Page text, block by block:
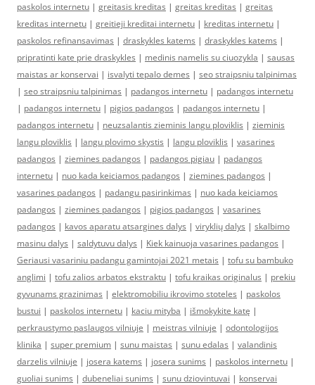
paskolos internetu | greitasis kreditas | greitas kreditas | greitas
kreditas internetu | greitieji kreditai internetu | kreditas internetu |
paskolos refinansavimas | draskykles katems | draskykles katems |
pripratinti kate prie draskykles | medinis namelis su ciuozykla | sausas
maistas ar konservai | isvalyti tepalo demes | seo straipsniu talpinimas
| seo straipsniu talpinimas | padangos internetu | padangos internetu
| padangos internetu | pigios padangos | padangos internetu |
padangos internetu | neuzsalantis zieminis langu ploviklis | zieminis
langu ploviklis | langu plovimo skystis | langu ploviklis | vasarines
padangos | ziemines padangos | padangos pigiau | padangos
internetu | nuo kada keiciamos padangos | ziemines padangos |
vasarines padangos | padangu pasirinkimas | nuo kada keiciamos
padangos | ziemines padangos | pigios padangos | vasarines
padangos | kavos aparatu atsargines dalys | viryklių dalys | skalbimo
masinu dalys | saldytuvu dalys | Kiek kainuoja vasarines padangos |
Geriausi vasariniu padangu gamintojai 2021 metais | tofu su bambuko
anglimi | tofu zalios arbatos ekstraktu | tofu kraikas originalus | prekiu
gyvunams grazinimas | elektromobiliu ikrovimo stoteles | paskolos
bustui | paskolos internetu | kaciu mityba | išmokykite katę |
perkraustymo paslaugos vilniuje | meistras vilniuje | odontologijos
klinika | super premium | sunu maistas | sunu edalas | valandinis
darzelis vilniuje | josera katems | josera sunims | paskolos internetu |
guoliai sunims | dubeneliai sunims | sunu dziovintuvai | konservai